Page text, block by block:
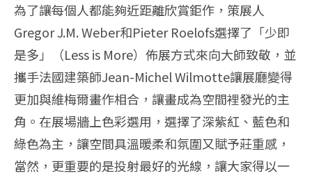
為了讓每個人都能夠近距離欣賞鉅作，策展人
Gregor J.M. Weber和Pieter Roelofs選擇了「少即
是多」（Less is More）佈展方式來向大師致敬，並
攜手法國建築師Jean-Michel Wilmotte讓展廳變得
更加與維梅爾畫作相合，讓畫成為空間裡發光的主
角。在展場牆上色彩選用，選擇了深紫紅、藍色和
綠色為主，讓空間具溫暖柔和氛圍又賦予莊重感，
當然，更重要的是投射最好的光線，讓大家得以一